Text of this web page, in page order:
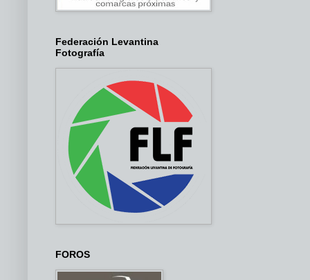
Federación Levantina
Fotografía
FOROS